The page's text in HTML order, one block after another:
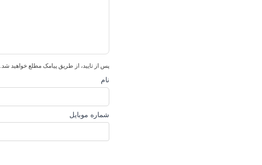
پس از تایید، از طریق پیامک مطلع خواهید شد.
نام
شماره موبایل